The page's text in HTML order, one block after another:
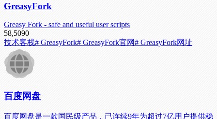
GreasyFork
Greasy Fork - safe and useful user scripts
58,5090
技术客栈# GreasyFork# GreasyFork官网# GreasyFork网址
百度网盘
百度网盘是一款国民级产品，已连续9年为超过7亿用户提供稳